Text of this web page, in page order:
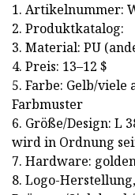
1. Artikelnummer:
2. Produktkatalog:
3. Material: PU
4. Preis: 13–12 $
5. Farbe: Gelb/
Farbmuster
6. Größe/Design: L
wird in Ordnung
7. Hardware:
8. Logo-Herstellung,